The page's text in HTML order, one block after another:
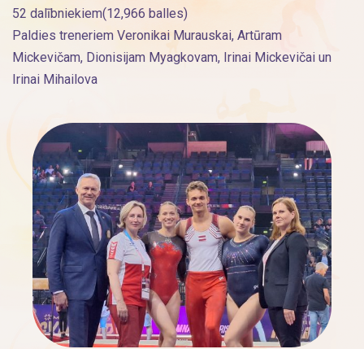
52 dalībniekiem(12,966 balles)
Paldies treneriem Veronikai Murauskai, Artūram
Mickevičam, Dionisijam Myagkovam, Irinai Mickevičai un
Irinai Mihailova